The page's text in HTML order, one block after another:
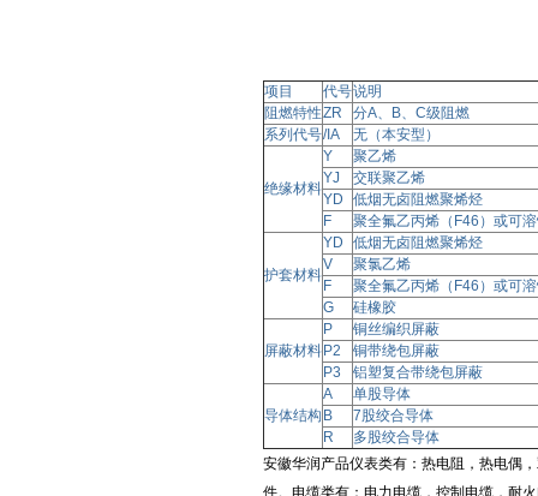
项目 代号说明
阻燃特性ZR
分A、B、C级阻燃
系列代号/IA 无（本安型）
绝缘材料
Y
聚乙烯
YJ
交联聚乙烯
YD
低烟无卤阻燃聚烯烃
F
聚全氟乙丙烯（F46）或可
护套材料
YD
低烟无卤阻燃聚烯烃
V
聚氯乙烯
F
聚全氟乙丙烯（F46）或可
G
硅橡胶
屏蔽材料
P
铜丝编织屏蔽
P2
铜带绕包屏蔽
P3
铝塑复合带绕包屏蔽
导体结构
A
单股导体
B
7股绞合导体
R
多股绞合导体
安徽华润产品仪表类有：热电阻，热电偶
件。电缆类有：电力电缆，控制电缆，耐